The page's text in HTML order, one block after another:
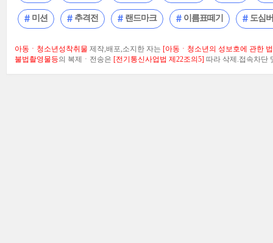
미션 추격전 랜드마크 이름표떼기 도심
아동ㆍ청소년성착취물 제작,배포,소지한 자는 [아동ㆍ청소년의 성보호에 관한
불법촬영물등의 복제ㆍ전송은 [전기통신사업법 제22조의5] 따라 삭제.접속차단